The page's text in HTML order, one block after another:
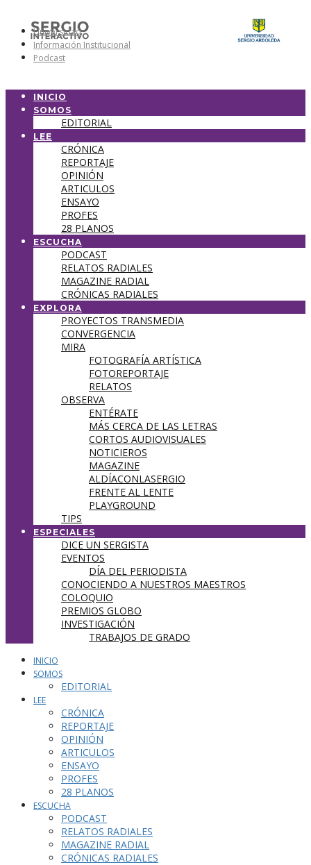
Universidad
Información Institucional
Podcast
INICIO
SOMOS
EDITORIAL
LEE
CRÓNICA
REPORTAJE
OPINIÓN
ARTICULOS
ENSAYO
PROFES
28 PLANOS
ESCUCHA
PODCAST
RELATOS RADIALES
MAGAZINE RADIAL
CRÓNICAS RADIALES
EXPLORA
PROYECTOS TRANSMEDIA
CONVERGENCIA
MIRA
FOTOGRAFÍA ARTÍSTICA
FOTOREPORTAJE
RELATOS
OBSERVA
ENTÉRATE
MÁS CERCA DE LAS LETRAS
CORTOS AUDIOVISUALES
NOTICIEROS
MAGAZINE
ALDÍACONLASERGIO
FRENTE AL LENTE
PLAYGROUND
TIPS
ESPECIALES
DICE UN SERGISTA
EVENTOS
DÍA DEL PERIODISTA
CONOCIENDO A NUESTROS MAESTROS
COLOQUIO
PREMIOS GLOBO
INVESTIGACIÓN
TRABAJOS DE GRADO
INICIO
SOMOS
EDITORIAL
LEE
CRÓNICA
REPORTAJE
OPINIÓN
ARTICULOS
ENSAYO
PROFES
28 PLANOS
ESCUCHA
PODCAST
RELATOS RADIALES
MAGAZINE RADIAL
CRÓNICAS RADIALES